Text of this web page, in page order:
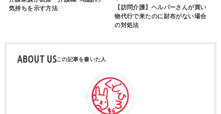
気持ちを示す方法
【訪問介護】ヘルパーさんが買い
物代行で来たのに財布がない場合
の対処法
ABOUT US